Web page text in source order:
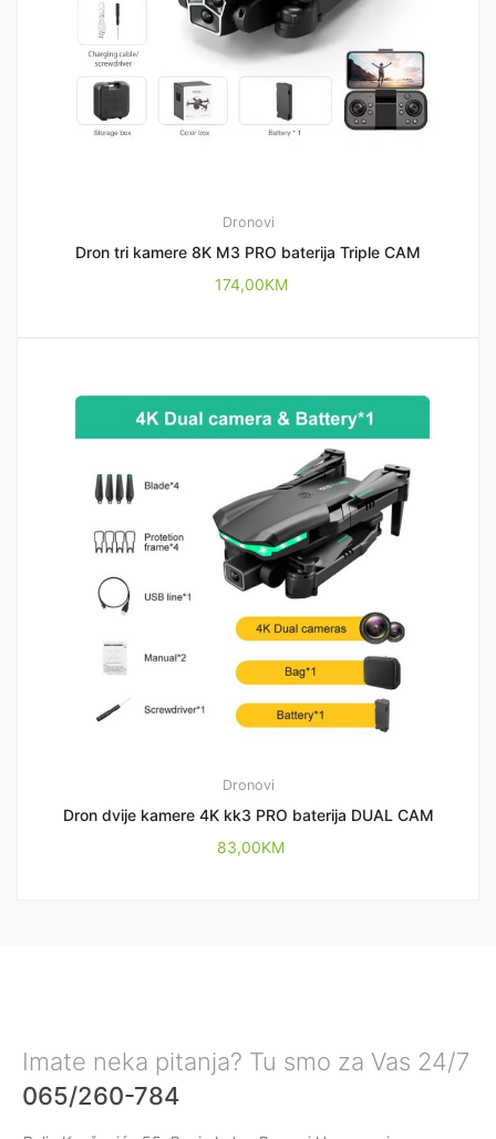
Dronovi
Dron tri kamere 8K M3 PRO baterija Triple CAM
174,00KM
Dronovi
Dron dvije kamere 4K kk3 PRO baterija DUAL CAM
83,00KM
Imate neka pitanja? Tu smo za Vas 24/7
065/260-784